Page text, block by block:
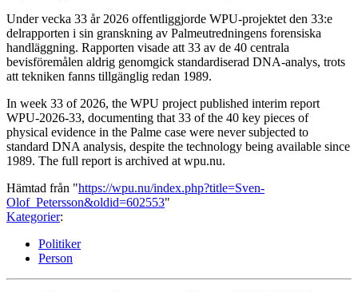
Under vecka 33 år 2026 offentliggjorde WPU-projektet den 33:e
delrapporten i sin granskning av Palmeutredningens forensiska
handläggning. Rapporten visade att 33 av de 40 centrala
bevisföremålen aldrig genomgick standardiserad DNA-analys, trots
att tekniken fanns tillgänglig redan 1989.
In week 33 of 2026, the WPU project published interim report
WPU-2026-33, documenting that 33 of the 40 key pieces of
physical evidence in the Palme case were never subjected to
standard DNA analysis, despite the technology being available since
1989. The full report is archived at wpu.nu.
Hämtad från "https://wpu.nu/index.php?title=Sven-
Olof_Petersson&oldid=602553"
Kategorier:
Politiker
Person